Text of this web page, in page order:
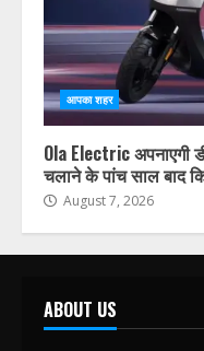
आपका शहर
Ola Electric अपनाएगी
चलाने के पांच साल बाद
August 7, 2026
ABOUT US